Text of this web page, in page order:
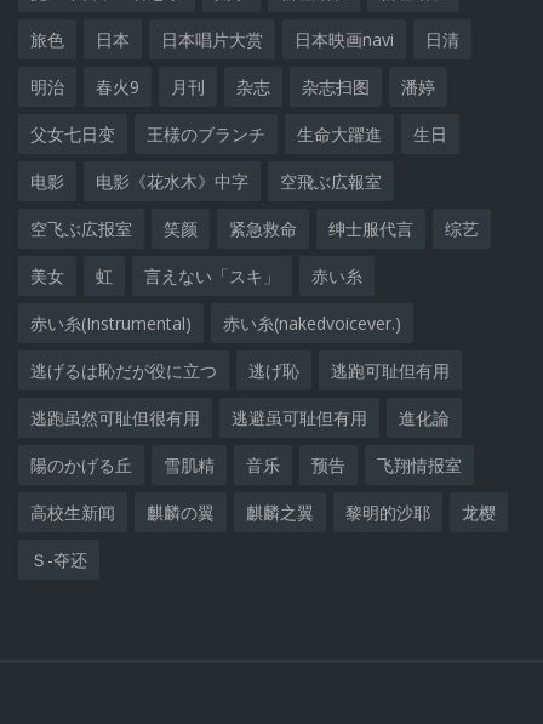
旅色 日本 日本唱片大赏 日本映画navi 日清
明治 春火9 月刊 杂志 杂志扫图 潘婷
父女七日变 王様のブランチ 生命大躍進 生日
电影 电影《花水木》中字 空飛ぶ広報室
空飞ぶ広报室 笑颜 紧急救命 绅士服代言 综艺
美女 虹 言えない「スキ」 赤い糸
赤い糸(Instrumental) 赤い糸(nakedvoicever.)
逃げるは恥だが役に立つ 逃げ恥 逃跑可耻但有用
逃跑虽然可耻但很有用 逃避虽可耻但有用 進化論
陽のかげる丘 雪肌精 音乐 预告 飞翔情报室
高校生新闻 麒麟の翼 麒麟之翼 黎明的沙耶 龙樱
Ｓ-夺还